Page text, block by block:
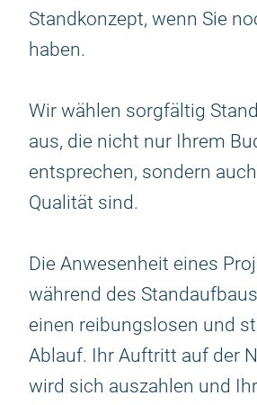
Standkonzept, wenn Sie
haben.
Wir wählen sorgfältig
aus, die nicht nur Ihrem
entsprechen, sondern
Qualität sind.
Die Anwesenheit eines
während des
einen reibungslosen und
Ablauf. Ihr Auftritt auf der
wird sich auszahlen und Ihr